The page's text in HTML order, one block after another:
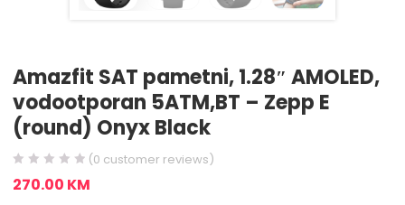
Amazfit SAT pametni, 1.28″ AMOLED,
vodootporan 5ATM,BT – Zepp E
(round) Onyx Black
(0 customer reviews)
270.00 KM